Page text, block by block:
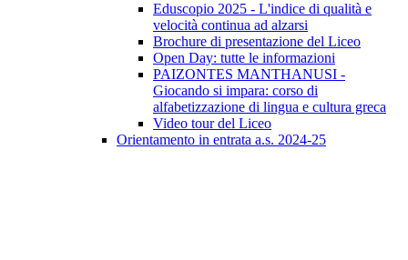
Eduscopio 2025 - L'indice di qualità e
velocità continua ad alzarsi
Brochure di presentazione del Liceo
Open Day: tutte le informazioni
PAIZONTES MANTHANUSI -
Giocando si impara: corso di
alfabetizzazione di lingua e cultura greca
Video tour del Liceo
Orientamento in entrata a.s. 2024-25